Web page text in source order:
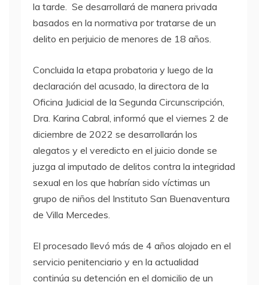
la tarde. Se desarrollará de manera privada
basados en la normativa por tratarse de un
delito en perjuicio de menores de 18 años.
Concluida la etapa probatoria y luego de la
declaración del acusado, la directora de la
Oficina Judicial de la Segunda Circunscripción,
Dra. Karina Cabral, informó que el viernes 2 de
diciembre de 2022 se desarrollarán los
alegatos y el veredicto en el juicio donde se
juzga al imputado de delitos contra la integridad
sexual en los que habrían sido víctimas un
grupo de niños del Instituto San Buenaventura
de Villa Mercedes.
El procesado llevó más de 4 años alojado en el
servicio penitenciario y en la actualidad
continúa su detención en el domicilio de un